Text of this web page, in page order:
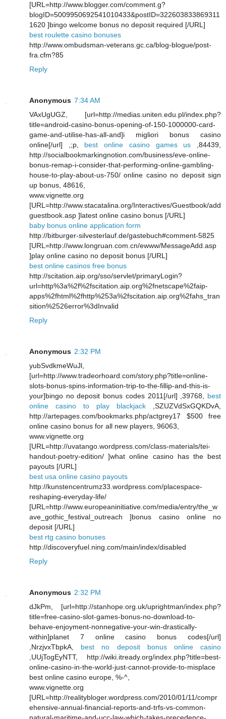
[URL=http://www.blogger.com/comment.g?
blogID=5009950692541010433&postID=322603833869311
1620 ]bingo welcome bonus no deposit required [/URL]
best roulette casino bonuses
http://www.ombudsman-veterans.gc.ca/blog-blogue/post-
fra.cfm?85
Reply
Anonymous 7:34 AM
VAxUgUGZ, [url=http://medias.uniten.edu.pl/index.php?
title=android-casino-bonus-opening-of-150-1000000-card-
game-and-utilise-has-all-and]i migliori bonus casino
online[/url] ,;p, best online casino games us ,84439,
http://socialbookmarkingnotion.com/business/eve-online-
bonus-remap-i-consider-that-performing-online-gambling-
house-to-play-about-us-750/ online casino no deposit sign
up bonus, 48616,
www.vignette.org
[URL=http://www.stacatalina.org/Interactives/Guestbook/add
guestbook.asp ]latest online casino bonus [/URL]
baby bonus online application form
http://bitburger-silvesterlauf.de/gastebuch#comment-5825
[URL=http://www.longruan.com.cn/ewww/MessageAdd.asp
]play online casino no deposit bonus [/URL]
best online casinos free bonus
http://scitation.aip.org/sso/servlet/primaryLogin?
url=http%3a%2f%2fscitation.aip.org%2fnetscape%2faip-
apps%2fhtml%2fhttp%253a%2fscitation.aip.org%2fahs_tran
sition%2526error%3dInvalid
Reply
Anonymous 2:32 PM
yubSvdkmeWuJl,
[url=http://www.tradeorhoard.com/story.php?title=online-
slots-bonus-spins-information-trip-to-the-fillip-and-this-is-
your]bingo no deposit bonus codes 2011[/url] ,39768, best
online casino to play blackjack ,SZUZVdSxGQKDvA,
http://artepages.com/bookmarks.php/actgrey17 $500 free
online casino bonus for all new players, 96063,
www.vignette.org
[URL=http://uvatango.wordpress.com/class-materials/tei-
handout-poetry-edition/ ]what online casino has the best
payouts [/URL]
best usa online casino payouts
http://kunstencentrumz33.wordpress.com/placespace-
reshaping-everyday-life/
[URL=http://www.europeaninitiative.com/media/entry/the_w
ave_gothic_festival_outreach ]bonus casino online no
deposit [/URL]
best rtg casino bonuses
http://discoveryfuel.ning.com/main/index/disabled
Reply
Anonymous 2:32 PM
dJkPm, [url=http://stanhope.org.uk/uprightman/index.php?
title=free-casino-slot-games-bonus-no-download-to-
behave-enjoyment-nonnegative-your-win-drastically-
within]planet 7 online casino bonus codes[/url]
,NrzjvxTbpkA, best no deposit bonus online casino
,UUjTogEyNTT, http://wiki.itready.org/index.php?title=best-
online-casino-in-the-world-just-cannot-provide-to-misplace
best online casino europe, %-^,
www.vignette.org
[URL=http://realitybloger.wordpress.com/2010/01/11/compr
ehensive-annual-financial-reports-and-trfs-vs-common-